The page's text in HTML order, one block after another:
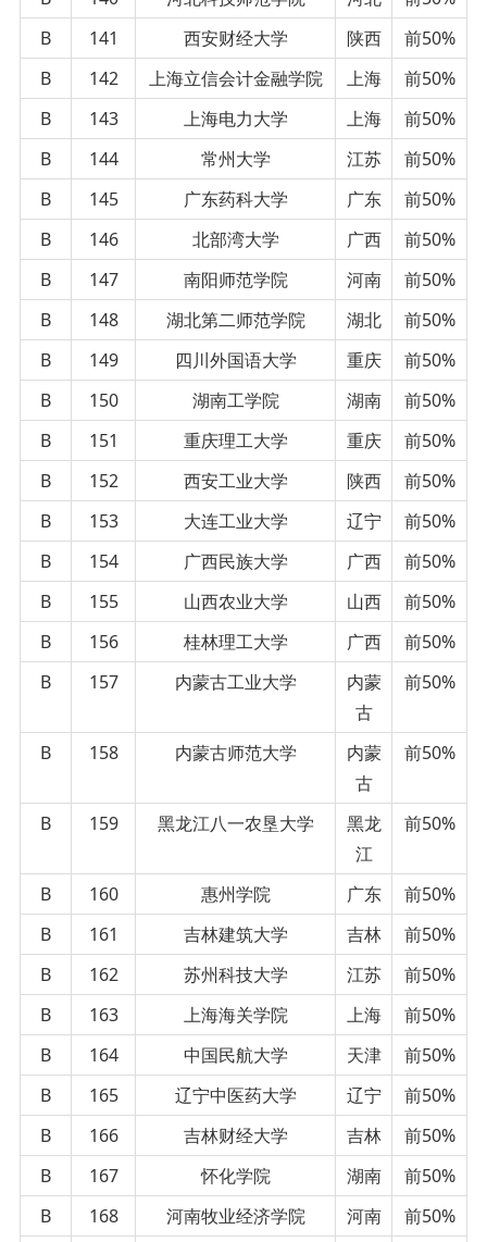
B
141 西安财经大学 陕西
前50%
B
142 上海立信会计金融学院 上海
前50%
B
143 上海电力大学 上海
前50%
B
144 常州大学 江苏
前50%
B
145 广东药科大学 广东
前50%
B
146 北部湾大学 广西
前50%
B
147 南阳师范学院 河南
前50%
B
148 湖北第二师范学院 湖北
前50%
B
149 四川外国语大学 重庆
前50%
B
150 湖南工学院 湖南
前50%
B
151 重庆理工大学 重庆
前50%
B
152 西安工业大学 陕西
前50%
B
153 大连工业大学 辽宁
前50%
B
154 广西民族大学 广西
前50%
B
155 山西农业大学 山西
前50%
B
156 桂林理工大学 广西
前50%
B
157 内蒙古工业大学
内蒙
古
前50%
B 158 内蒙古师范大学
内蒙
古
前50%
B 159 黑龙江八一农垦大学
黑龙
江
前50%
B 160 惠州学院 广东
前50%
B
161 吉林建筑大学 吉林
前50%
B
162 苏州科技大学 江苏
前50%
B
163 上海海关学院 上海
前50%
B
164 中国民航大学 天津
前50%
B
165 辽宁中医药大学 辽宁
前50%
B
166 吉林财经大学 吉林
前50%
B
167 怀化学院 湖南
前50%
B
168 河南牧业经济学院 河南
前50%